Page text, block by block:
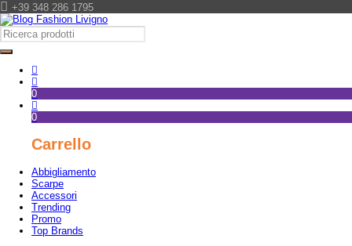
+39 348 286 1795
0
0
Carrello
Abbigliamento
Scarpe
Accessori
Trending
Promo
Top Brands